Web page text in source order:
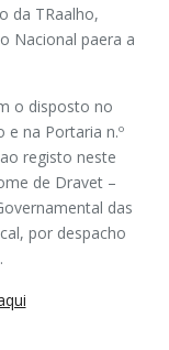
da TRaalho,
Nacional paera a
o disposto no
e na Portaria n.º
registo neste
de Dravet –
das
por despacho